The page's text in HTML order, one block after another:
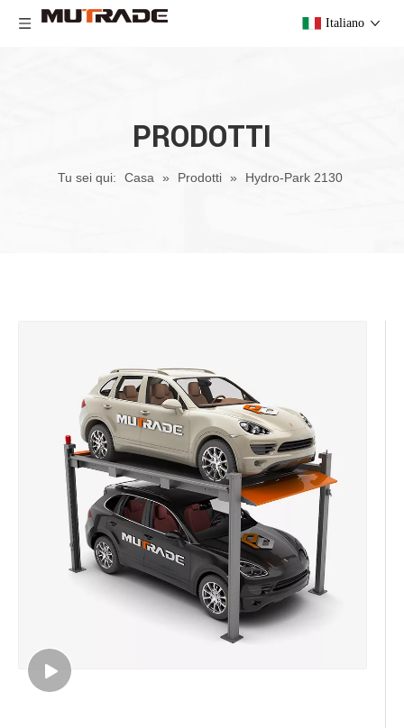
Italiano
PRODOTTI
Tu sei qui: Casa » Prodotti » Hydro-Park 2130